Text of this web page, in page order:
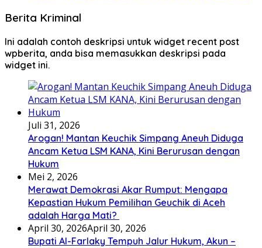
Berita Kriminal
Ini adalah contoh deskripsi untuk widget recent post
wpberita, anda bisa memasukkan deskripsi pada
widget ini.
Juli 31, 2026
Arogan! Mantan Keuchik Simpang Aneuh Diduga
Ancam Ketua LSM KANA, Kini Berurusan dengan
Hukum
Mei 2, 2026
Merawat Demokrasi Akar Rumput: Mengapa
Kepastian Hukum Pemilihan Geuchik di Aceh
adalah Harga Mati? ‎
April 30, 2026April 30, 2026
Bupati Al-Farlaky Tempuh Jalur Hukum, Akun –